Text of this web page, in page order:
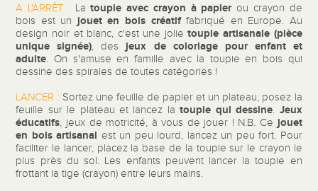
A L'ARRÊT :Latoupie avec crayon à papierou crayon de
bois est un jouet en bois créatiffabriqué en Europe. Au
design noir et blanc, c'est une jolietoupieartisanale (pièce
unique signée), des
jeux de coloriage pour enfant et
adulte. On s'amuse en famille avec la toupie en bois qui
dessine des spirales de toutes catégories !
LANCER :Sortez une feuille de papier et un plateau, posez la
feuille sur le plateau et lancez latoupie qui dessine. Jeux
éducatifs, jeux de motricité, à vous de jouer ! N.B. Ce jouet
en bois artisanal est un peu lourd, lancez un peu fort. Pour
faciliter le lancer, placezla base de la toupie sur le crayon le
plus près du sol. Les enfants peuvent lancer la toupie en
frottant la tige (crayon) entre leurs mains.